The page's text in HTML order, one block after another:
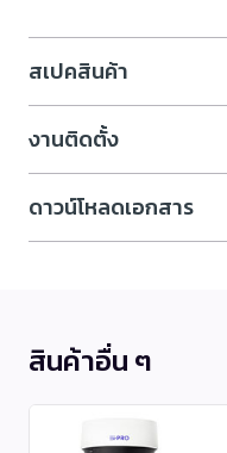
สเปคสินค้า
งานติดตั้ง
ดาวน์โหลดเอกสาร
สินค้าอื่น ๆ